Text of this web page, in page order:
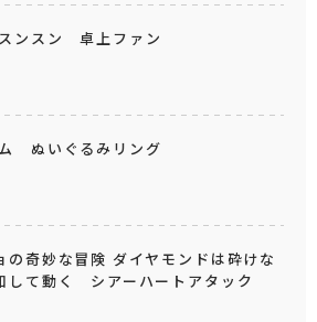
ンスン 卓上ファン
ぬいぐるみリング
の奇妙な冒険 ダイヤモンドは砕けな
して動く シアーハートアタック